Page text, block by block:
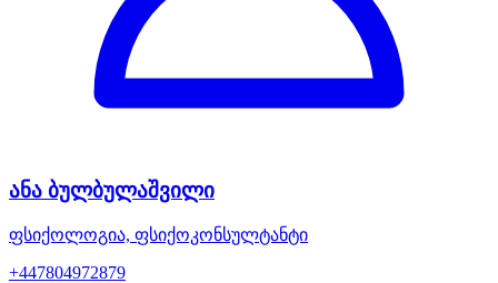
ანა ბულბულაშვილი
ფსიქოლოგია, ფსიქოკონსულტანტი
+447804972879